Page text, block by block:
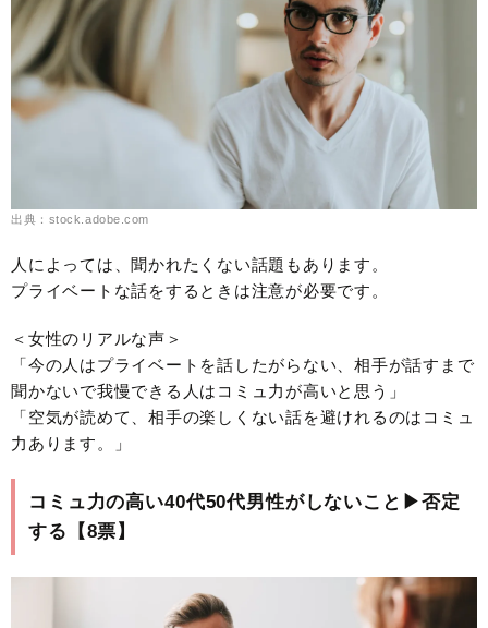
出典：stock.adobe.com
人によっては、聞かれたくない話題もあります。
プライベートな話をするときは注意が必要です。
＜女性のリアルな声＞
「今の人はプライベートを話したがらない、相手が話すまで
聞かないで我慢できる人はコミュ力が高いと思う」
「空気が読めて、相手の楽しくない話を避けれるのはコミュ
力あります。」
コミュ力の高い40代50代男性がしないこと▶︎否定
する【8票】